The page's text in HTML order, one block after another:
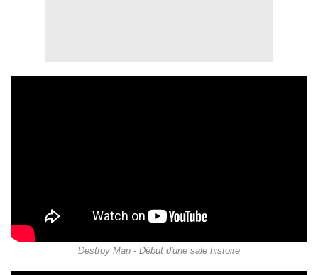
Destroy Man - Début d'une sale histoire